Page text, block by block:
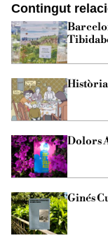
Contingut
Història
Dolors
Ginés